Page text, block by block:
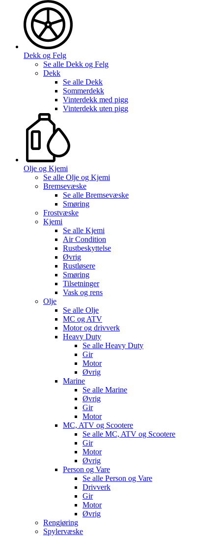
Dekk og Felg
Se alle Dekk og Felg
Dekk
Se alle Dekk
Sommerdekk
Vinterdekk med pigg
Vinterdekk uten pigg
Olje og Kjemi
Se alle Olje og Kjemi
Bremsevæske
Se alle Bremsevæske
Smøring
Frostvæske
Kjemi
Se alle Kjemi
Air Condition
Rustbeskyttelse
Øvrig
Rustløsere
Smøring
Tilsetninger
Vask og rens
Olje
Se alle Olje
MC og ATV
Motor og drivverk
Heavy Duty
Se alle Heavy Duty
Gir
Motor
Øvrig
Marine
Se alle Marine
Øvrig
Gir
Motor
MC, ATV og Scootere
Se alle MC, ATV og Scootere
Gir
Motor
Øvrig
Person og Vare
Se alle Person og Vare
Drivverk
Gir
Motor
Øvrig
Rengjøring
Spylervæske